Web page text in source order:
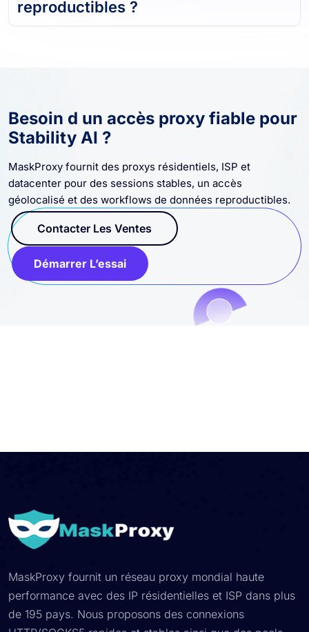
reproductibles ?
Besoin d un accès proxy fiable pour
Stability AI ?
MaskProxy fournit des proxys résidentiels, ISP et
datacenter pour des sessions stables, un accès
géolocalisé et des workflows de données reproductibles.
Contacter Les Ventes
Démarrer L’essai
MaskProxy fournit un réseau proxy mondial haute
performance avec des IP résidentielles et ISP dans plus
de 195 pays. Nous proposons des connexions